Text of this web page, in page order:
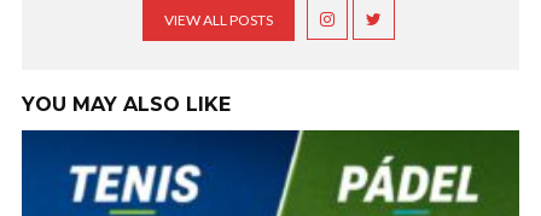
VIEW ALL POSTS
YOU MAY ALSO LIKE